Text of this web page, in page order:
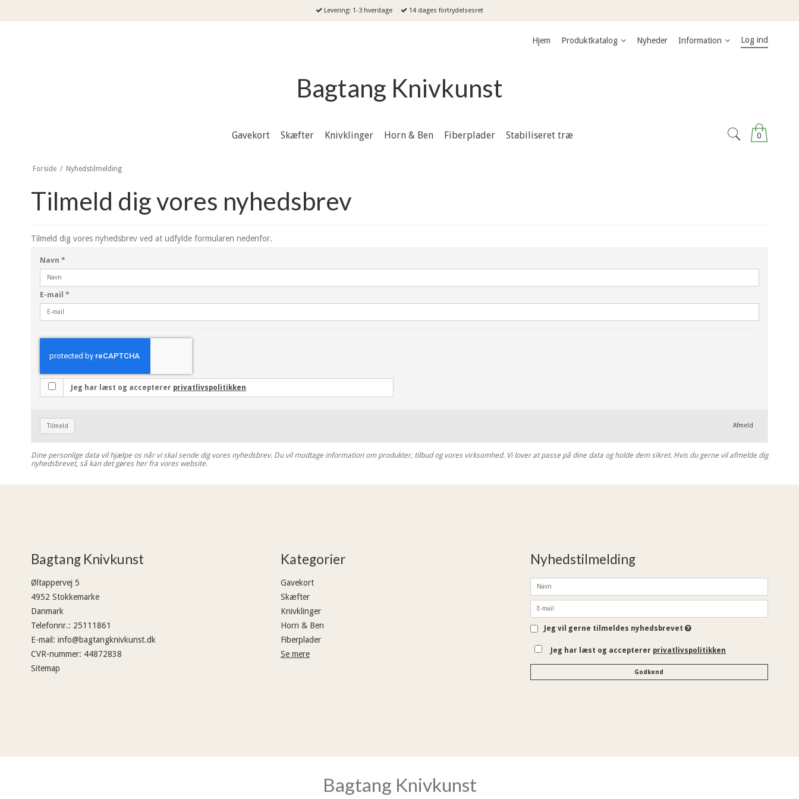
Levering: 1-3 hverdage 14 dages fortrydelsesret
Hjem Produktkatalog Nyheder Information Log ind
Bagtang Knivkunst
0
Gavekort Skæfter Knivklinger Horn & Ben Fiberplader Stabiliseret træ
Forside / Nyhedstilmelding
Tilmeld dig vores nyhedsbrev
Tilmeld dig vores nyhedsbrev ved at udfylde formularen nedenfor.
Navn *
E-mail *
Jeg har læst og accepterer privatlivspolitikken
Tilmeld Afmeld
Dine personlige data vil hjælpe os når vi skal sende dig vores nyhedsbrev. Du vil modtage information om produkter, tilbud og vores virksomhed. Vi lover at passe på dine data og holde dem sikret. Hvis du gerne vil afmelde dig
nyhedsbrevet, så kan det gøres her fra vores website.
Bagtang Knivkunst
Øltappervej 5
4952 Stokkemarke
Danmark
Telefonnr.: 25111861
E-mail : info@bagtangknivkunst.dk
CVR-nummer: 44872838
Sitemap
Kategorier
Gavekort
Skæfter
Knivklinger
Horn & Ben
Fiberplader
Se mere
Nyhedstilmelding
Jeg vil gerne tilmeldes nyhedsbrevet
Jeg har læst og accepterer privatlivspolitikken
Godkend
Bagtang Knivkunst